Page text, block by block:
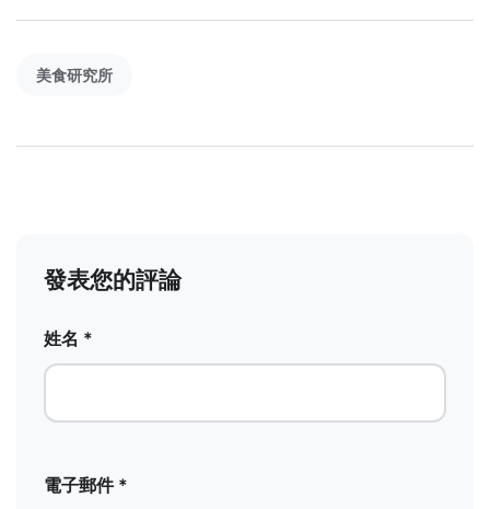
美食研究所
發表您的評論
姓名 *
電子郵件 *